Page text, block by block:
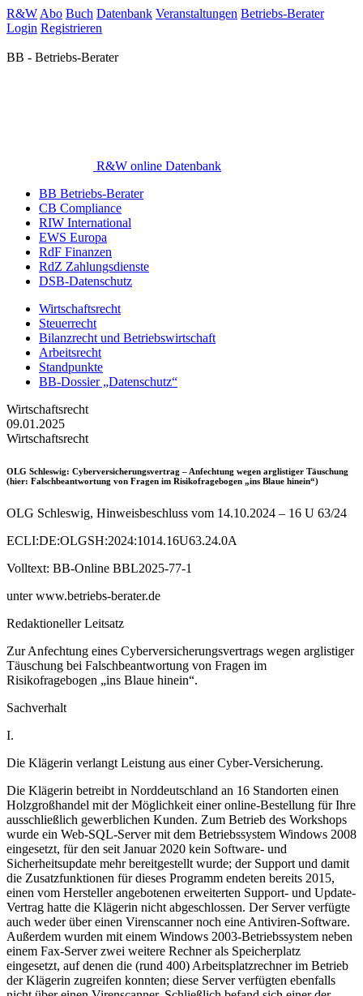
R&W Abo Buch Datenbank Veranstaltungen Betriebs-Berater
Login Registrieren
BB - Betriebs-Berater
R&W online Datenbank
BB Betriebs-Berater
CB Compliance
RIW International
EWS Europa
RdF Finanzen
RdZ Zahlungsdienste
DSB-Datenschutz
Wirtschaftsrecht
Steuerrecht
Bilanzrecht und Betriebswirtschaft
Arbeitsrecht
Standpunkte
BB-Dossier „Datenschutz“
Wirtschaftsrecht
09.01.2025
Wirtschaftsrecht
OLG Schleswig: Cyberversicherungsvertrag – Anfechtung wegen arglistiger Täuschung
(hier: Falschbeantwortung von Fragen im Risikofragebogen „ins Blaue hinein“)
OLG Schleswig, Hinweisbeschluss vom 14.10.2024 – 16 U 63/24
ECLI:DE:OLGSH:2024:1014.16U63.24.0A
Volltext: BB-Online BBL2025-77-1
unter www.betriebs-berater.de
Redaktioneller Leitsatz
Zur Anfechtung eines Cyberversicherungsvertrags wegen arglistiger
Täuschung bei Falschbeantwortung von Fragen im
Risikofragebogen „ins Blaue hinein“.
Sachverhalt
I.
Die Klägerin verlangt Leistung aus einer Cyber-Versicherung.
Die Klägerin betreibt in Norddeutschland an 16 Standorten einen
Holzgroßhandel mit der Möglichkeit einer online-Bestellung für Ihre
ausschließlich gewerblichen Kunden. Zum Betrieb des Workshops
wurde ein Web-SQL-Server mit dem Betriebssystem Windows 2008
eingesetzt, für den seit Januar 2020 kein Software- und
Sicherheitsupdate mehr bereitgestellt wurde; der Support und damit
die Zusatzfunktionen für dieses Programm endeten bereits 2015,
einen vom Hersteller angebotenen erweiterten Support- und Update-
Vertrag hatte die Klägerin nicht abgeschlossen. Der Server verfügte
auch weder über einen Virenscanner noch eine Antiviren-Software.
Außerdem wurden mit einem Windows 2003-Betriebssystem neben
einem Fax-Server zwei weitere Rechner als Speicherplatz
eingesetzt, auf denen die (rund 400) Arbeitsplatzrechner im Betrieb
der Klägerin zugreifen konnten; diese Server verfügten ebenfalls